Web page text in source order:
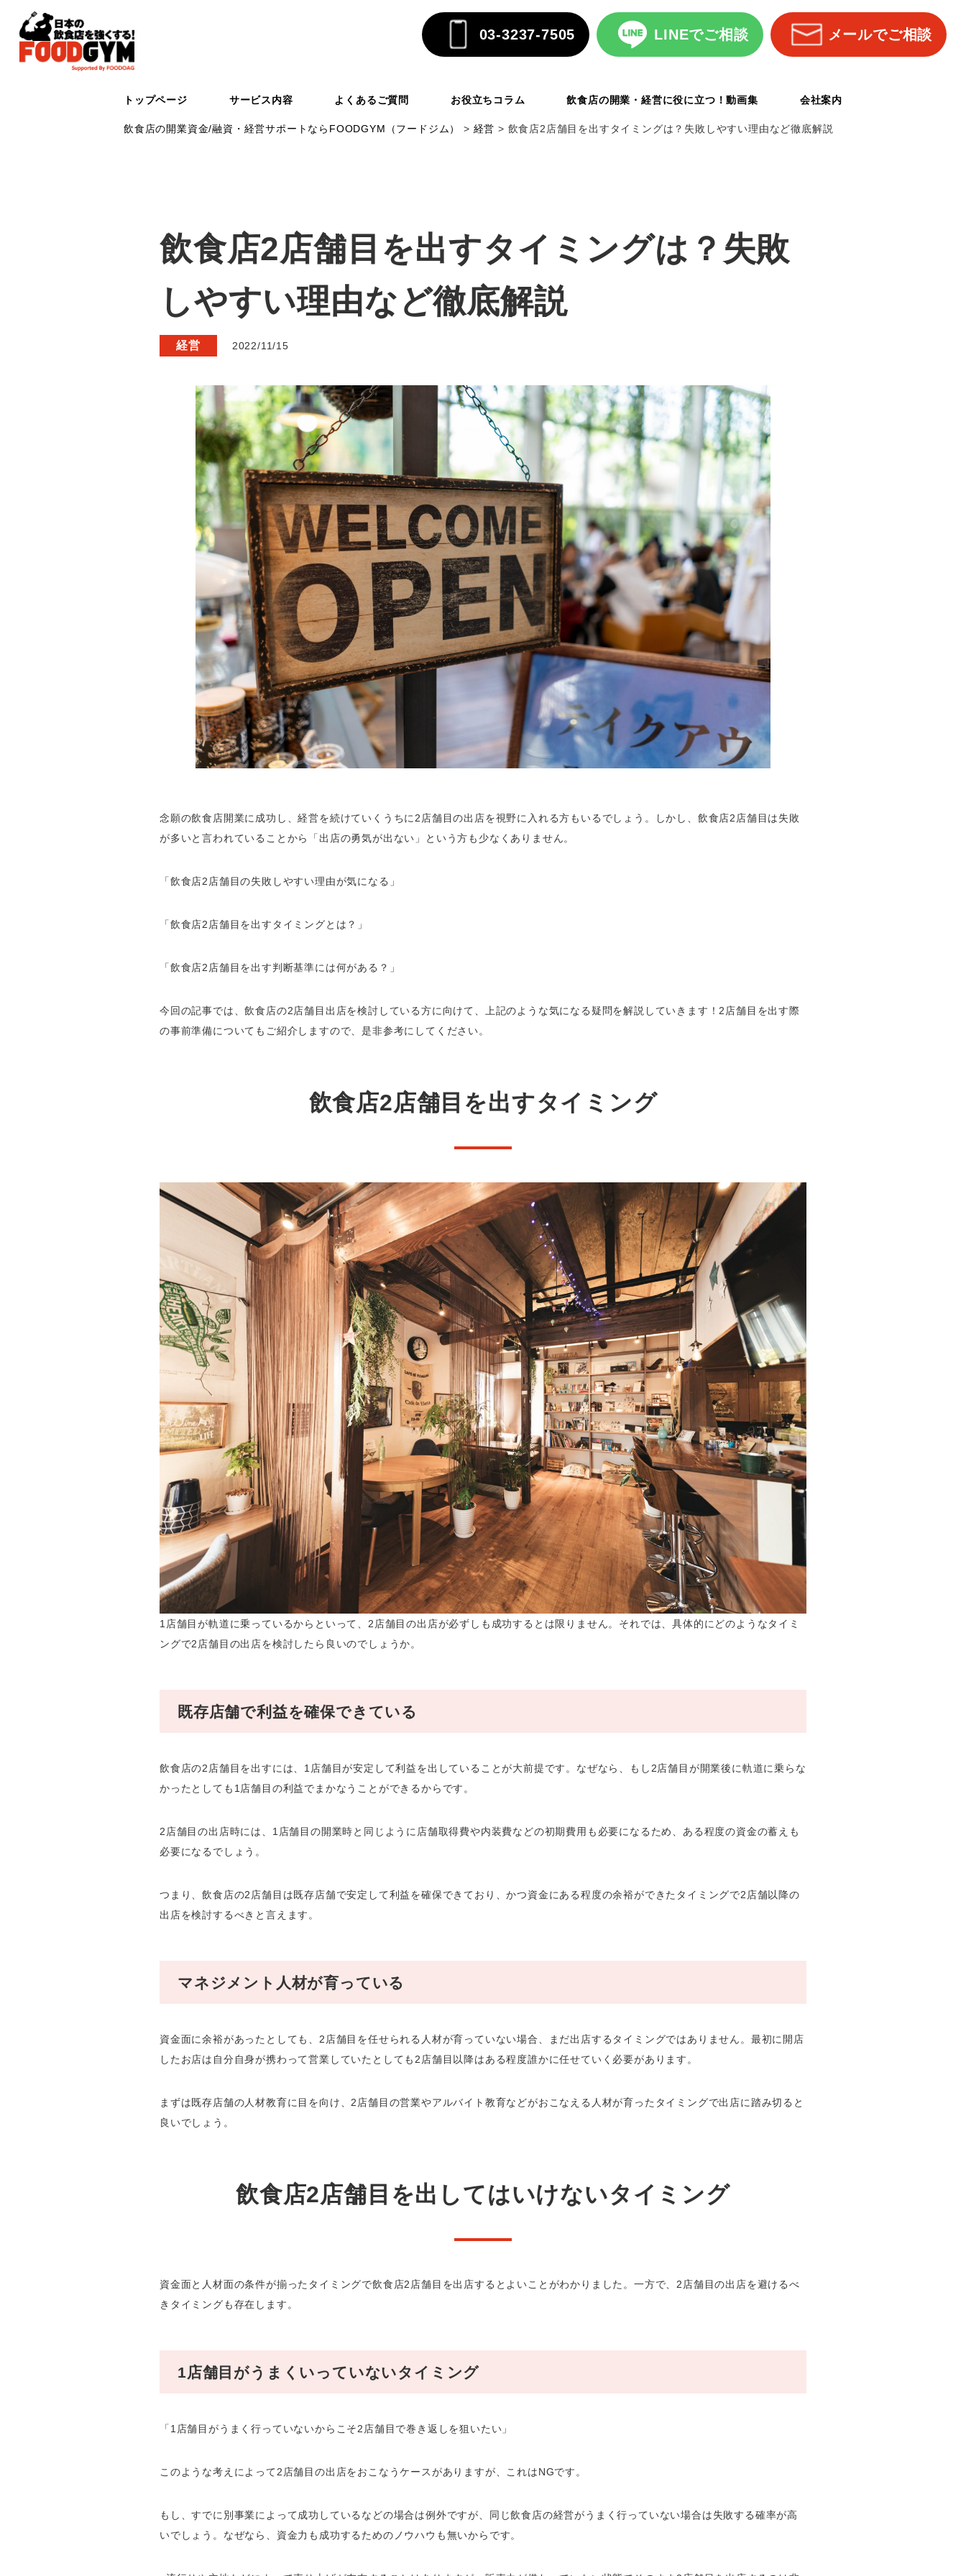
03-3237-7505 LINEでご相談 メールでご相談
トップページ サービス内容 よくあるご質問 お役立ちコラム 飲食店の開業・経営に役に立つ！動画集 会社案内
飲食店の開業資金/融資・経営サポートならFOODGYM（フードジム） > 経営 > 飲食店2店舗目を出すタイミングは？失敗しやすい理由など徹底解説
飲食店2店舗目を出すタイミングは？失敗
しやすい理由など徹底解説
経営 2022/11/15
念願の飲食店開業に成功し、経営を続けていくうちに2店舗目の出店を視野に入れる方もいるでしょう。しかし、飲食店2店舗目は失敗
が多いと言われていることから「出店の勇気が出ない」という方も少なくありません。
「飲食店2店舗目の失敗しやすい理由が気になる」
「飲食店2店舗目を出すタイミングとは？」
「飲食店2店舗目を出す判断基準には何がある？」
今回の記事では、飲食店の2店舗目出店を検討している方に向けて、上記のような気になる疑問を解説していきます！2店舗目を出す際
の事前準備についてもご紹介しますので、是非参考にしてください。
飲食店2店舗目を出すタイミング
1店舗目が軌道に乗っているからといって、2店舗目の出店が必ずしも成功するとは限りません。それでは、具体的にどのようなタイミ
ングで2店舗目の出店を検討したら良いのでしょうか。
既存店舗で利益を確保できている
飲食店の2店舗目を出すには、1店舗目が安定して利益を出していることが大前提です。なぜなら、もし2店舗目が開業後に軌道に乗らな
かったとしても1店舗目の利益でまかなうことができるからです。
2店舗目の出店時には、1店舗目の開業時と同じように店舗取得費や内装費などの初期費用も必要になるため、ある程度の資金の蓄えも
必要になるでしょう。
つまり、飲食店の2店舗目は既存店舗で安定して利益を確保できており、かつ資金にある程度の余裕ができたタイミングで2店舗以降の
出店を検討するべきと言えます。
マネジメント人材が育っている
資金面に余裕があったとしても、2店舗目を任せられる人材が育っていない場合、まだ出店するタイミングではありません。最初に開店
したお店は自分自身が携わって営業していたとしても2店舗目以降はある程度誰かに任せていく必要があります。
まずは既存店舗の人材教育に目を向け、2店舗目の営業やアルバイト教育などがおこなえる人材が育ったタイミングで出店に踏み切ると
良いでしょう。
飲食店2店舗目を出してはいけないタイミング
資金面と人材面の条件が揃ったタイミングで飲食店2店舗目を出店するとよいことがわかりました。一方で、2店舗目の出店を避けるべ
きタイミングも存在します。
1店舗目がうまくいっていないタイミング
「1店舗目がうまく行っていないからこそ2店舗目で巻き返しを狙いたい」
このような考えによって2店舗目の出店をおこなうケースがありますが、これはNGです。
もし、すでに別事業によって成功しているなどの場合は例外ですが、同じ飲食店の経営がうまく行っていない場合は失敗する確率が高
いでしょう。なぜなら、資金力も成功するためのノウハウも無いからです。